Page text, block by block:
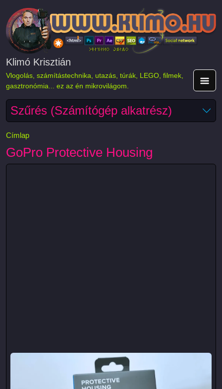
Klimó Krisztián
Vlogolás, számítástechnika, utazás, túrák, LEGO, filmek,
gasztronómia... ez az én mikrovilágom.
Szűrés (Számítógép alkatrész)
Címlap
GoPro Protective Housing